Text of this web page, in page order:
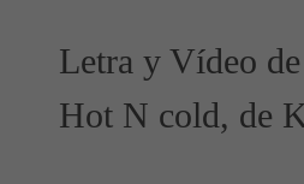
Letra y Vídeo
Hot N cold, de